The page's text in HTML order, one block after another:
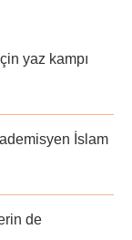
yaz kampı
İslam
de